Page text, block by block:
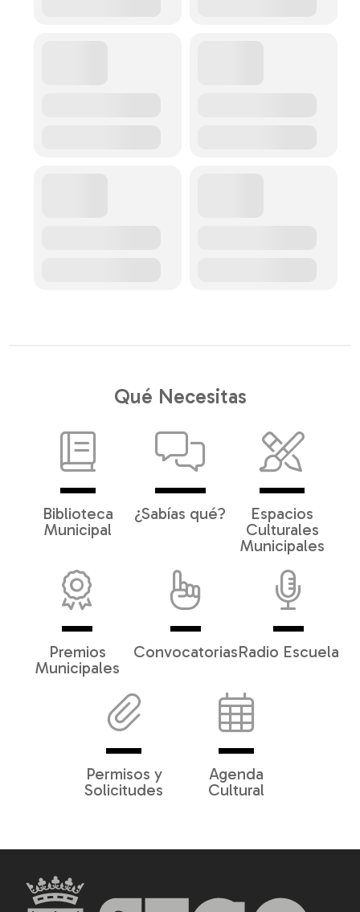
Qué Necesitas
Biblioteca
Municipal
¿Sabías qué?
Espacios
Culturales
Municipales
Premios
Municipales
ConvocatoriasRadio Escuela
Permisos y
Solicitudes
Agenda
Cultural